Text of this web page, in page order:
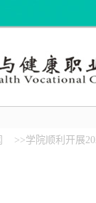
>>学院顺利开展